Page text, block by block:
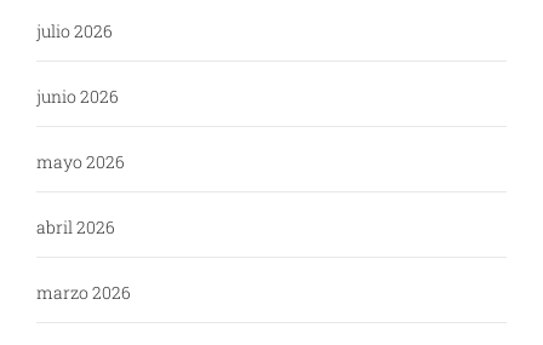
julio 2026
junio 2026
mayo 2026
abril 2026
marzo 2026